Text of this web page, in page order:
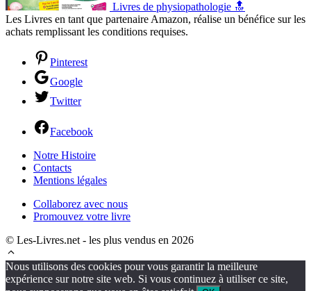
Livres de physiopathologie 🔝
Les Livres en tant que partenaire Amazon, réalise un bénéfice sur les
achats remplissant les conditions requises.
Pinterest
Google
Twitter
Facebook
Notre Histoire
Contacts
Mentions légales
Collaborez avec nous
Promouvez votre livre
© Les-Livres.net - les plus vendus en 2026
Nous utilisons des cookies pour vous garantir la meilleure
expérience sur notre site web. Si vous continuez à utiliser ce site,